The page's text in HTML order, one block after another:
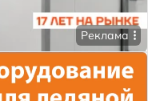
Реклама